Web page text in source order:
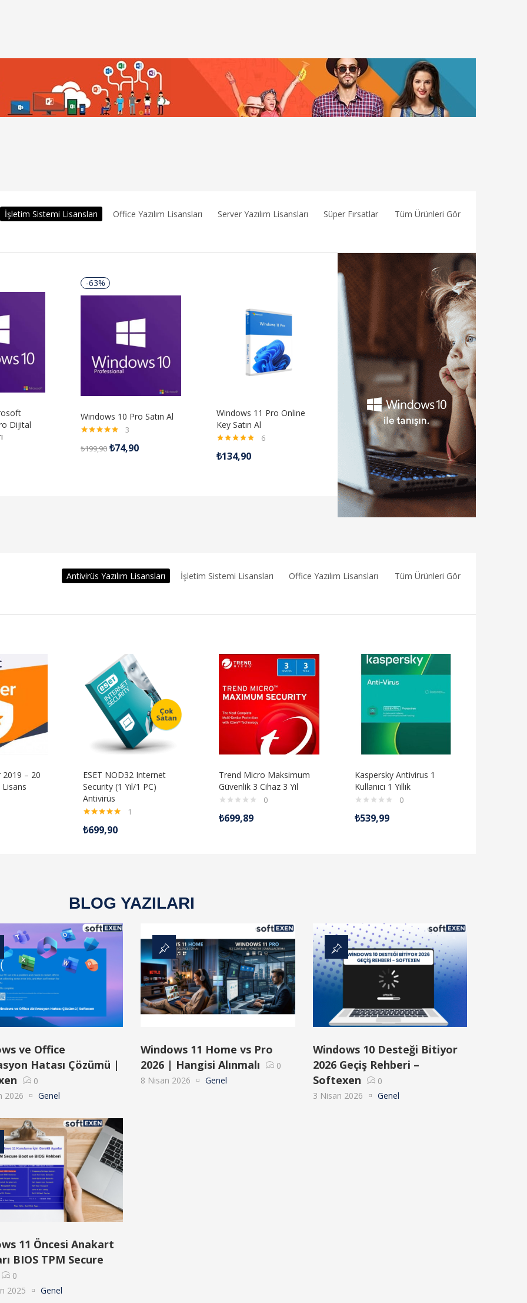
Tüm Ürünleri Gör
İşletim Sistemi Lisansları Office Yazılım Lisansları Server Yazılım Lisansları Süper Fırsatlar
Dijital
-63%
Windows 10 Pro Satın Al
5.00oy aldı
3
₺199,90 ₺74,90
Windows 11 Pro Online
Key Satın Al
5.00oy aldı
6
₺134,90
Tüm Ürünleri Gör
Antivirüs Yazılım Lisansları İşletim Sistemi Lisansları Office Yazılım Lisansları
– 20
Lisans
ESET NOD32 Internet
Security (1 Yıl/1 PC)
Antivirüs
5.00oy aldı
1
₺699,90
Trend Micro Maksimum
Güvenlik 3 Cihaz 3 Yıl
0
₺699,89
Kaspersky Antivirus 1
Kullanıcı 1 Yıllık
0
₺539,99
BLOG YAZILARI
ve Office
Hatası Çözümü |
0
2026
Genel
Windows 11 Home vs Pro
2026 | Hangisi Alınmalı
0
8 Nisan 2026
Genel
Windows 10 Desteği Bitiyor
2026 Geçiş Rehberi –
Softexen
0
3 Nisan 2026
Genel
11 Öncesi Anakart
BIOS TPM Secure
0
2025
Genel